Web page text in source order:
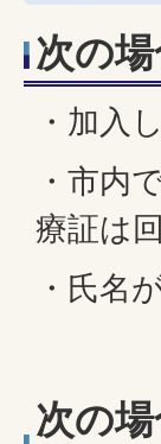
次の
・加入
・市内
療証は
・氏名
次の